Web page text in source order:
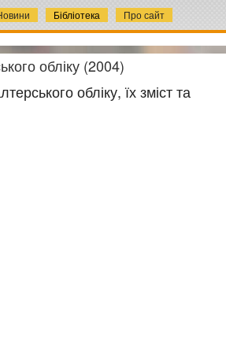
Бібліотека Про сайт
обліку (2004)
обліку, їх зміст та